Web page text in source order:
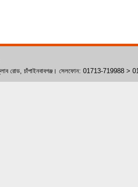
ক্লাব রোড, চাঁপাইনবাবগঞ্জ। সেলফোন: 01713-